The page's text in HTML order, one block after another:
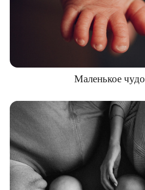
Маленькое чудо